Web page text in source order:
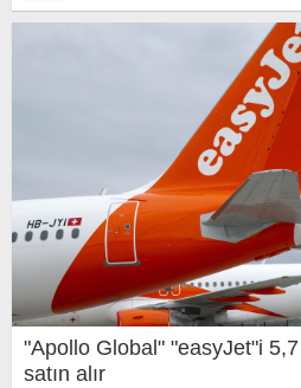
"Apollo Global" "easyJet"i
satın alır